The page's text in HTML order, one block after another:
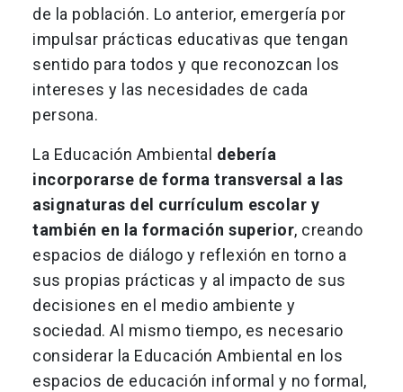
de la población. Lo anterior, emergería por
impulsar prácticas educativas que tengan
sentido para todos y que reconozcan los
intereses y las necesidades de cada
persona.
La Educación Ambiental debería
incorporarse de forma transversal a las
asignaturas del currículum escolar y
también en la formación superior, creando
espacios de diálogo y reflexión en torno a
sus propias prácticas y al impacto de sus
decisiones en el medio ambiente y
sociedad. Al mismo tiempo, es necesario
considerar la Educación Ambiental en los
espacios de educación informal y no formal,